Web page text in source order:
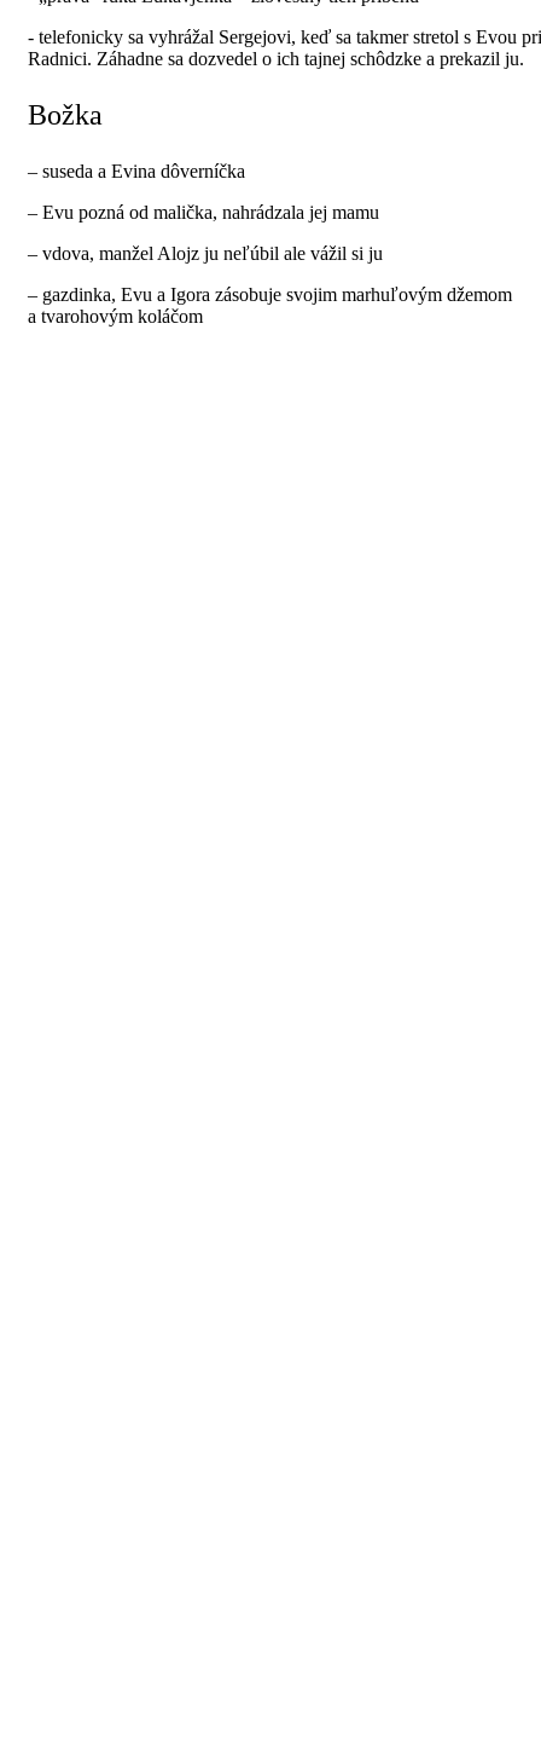
- telefonicky sa vyhrážal Sergejovi, keď sa takmer stretol s Evou pri
Radnici. Záhadne sa dozvedel o ich tajnej schôdzke a prekazil ju.
Božka
– suseda a Evina dôverníčka
– Evu pozná od malička, nahrádzala jej mamu
– vdova, manžel Alojz ju neľúbil ale vážil si ju
– gazdinka, Evu a Igora zásobuje svojim marhuľovým džemom
a tvarohovým koláčom